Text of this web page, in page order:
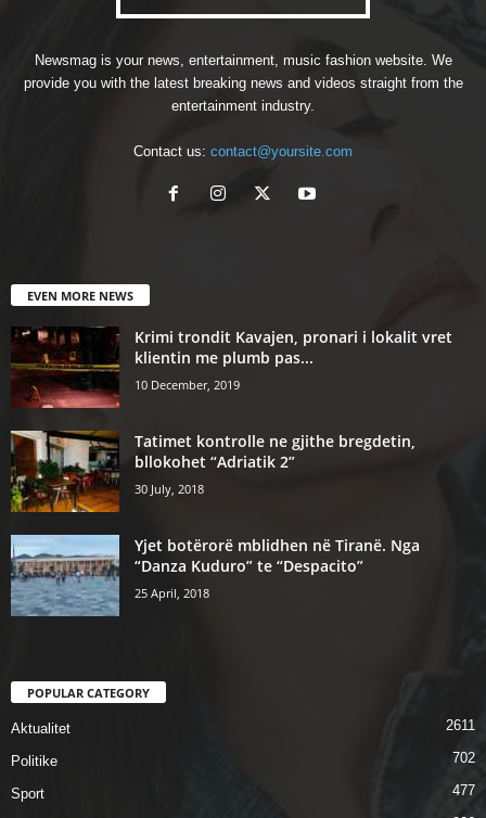
Newsmag is your news, entertainment, music fashion website. We
provide you with the latest breaking news and videos straight from the
entertainment industry.
Contact us: contact@yoursite.com
EVEN MORE NEWS
Krimi trondit Kavajen, pronari i lokalit vret
klientin me plumb pas...
10 December, 2019
Tatimet kontrolle ne gjithe bregdetin,
bllokohet “Adriatik 2”
30 July, 2018
Yjet botërorë mblidhen në Tiranë. Nga
“Danza Kuduro” te “Despacito”
25 April, 2018
POPULAR CATEGORY
Aktualitet 2611
Politike 702
Sport
477